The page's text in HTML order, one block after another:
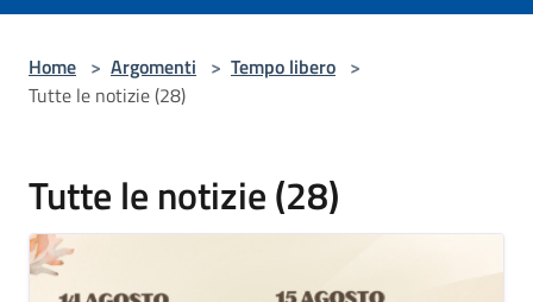
Home > Argomenti > Tempo libero >
Tutte le notizie (28)
Tutte le notizie (28)